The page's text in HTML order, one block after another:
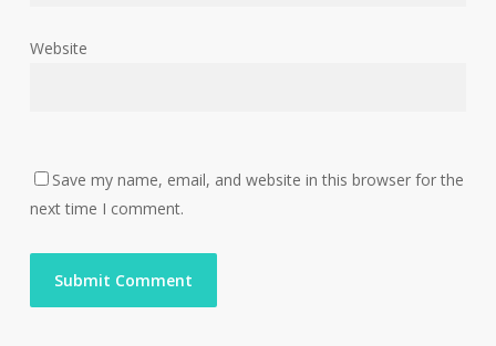
Website
Save my name, email, and website in this browser for the
next time I comment.